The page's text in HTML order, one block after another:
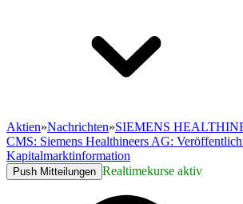
Aktien»Nachrichten»SIEMENS
CMS: Siemens Healthineers AG:
Kapitalmarktinformation
Push Mitteilungen Realtimekurse aktiv